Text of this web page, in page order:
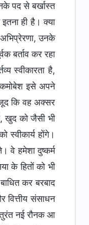
पद से बर्खास्त
ही है। क्या
अभिप्रेरणा, उनके
बर्ताव कर रहा
स्वीकारता है,
कमोबेश इसे अपने
कि वह अक्सर
खुद को जैसी भी
होंगे।
वे हमेशा दुष्कर्म
के हितों को भी
कर बरबाद
संसाधन
तुरंत नई रौनक आ